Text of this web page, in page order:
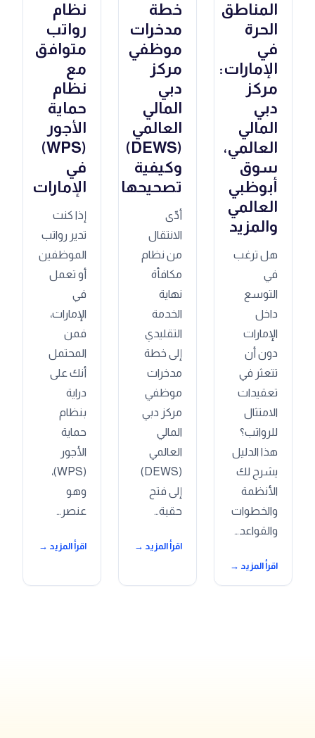
المناطق
الحرة
في
الإمارات:
مركز
دبي
المالي
العالمي،
سوق
أبوظبي
العالمي
والمزيد
هل ترغب
في
التوسع
داخل
الإمارات
دون أن
تتعثر في
تعقيدات
الامتثال
للرواتب؟
هذا الدليل
يشرح لك
الأنظمة
والخطوات
والقواعد…
اقرأ المزيد →
خطة
مدخرات
موظفي
مركز
دبي
المالي
العالمي
(DEWS)
وكيفية
تصحيحها
أدّى
الانتقال
من نظام
مكافأة
نهاية
الخدمة
التقليدي
إلى خطة
مدخرات
موظفي
مركز دبي
المالي
العالمي
(DEWS)
إلى فتح
حقبة…
اقرأ المزيد →
نظام
رواتب
متوافق
مع
نظام
حماية
الأجور
(WPS)
في
الإمارات
إذا كنت
تدير رواتب
الموظفين
أو تعمل
في
الإمارات،
فمن
المحتمل
أنك على
دراية
بنظام
حماية
الأجور
(WPS)،
وهو
عنصر…
اقرأ المزيد →